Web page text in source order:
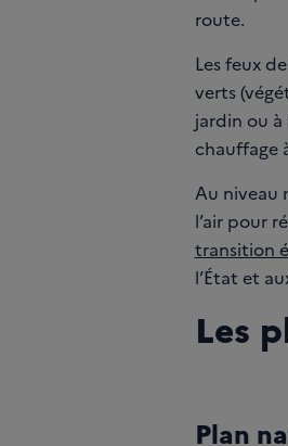
route.
Les feux
verts
jardin ou
chauffage
Au niveau
l’air pour
transition
l’État et
Les
Plan